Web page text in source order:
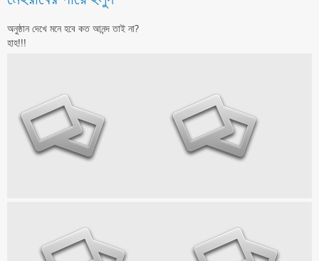
অনুষ্ঠান দেখে মনে হবে কত আনন্দ তাই না?
হাহ!!!